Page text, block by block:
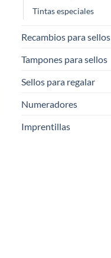
Tintas especiales
Recambios para sellos
Tampones para sellos
Sellos para regalar
Numeradores
Imprentillas